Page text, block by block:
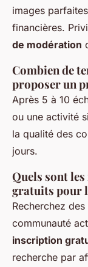
images
financières.
de modération
Combien de
proposer un
Après 5 à 10
ou une activité
la qualité des
jours.
Quels sont
gratuits pour
Recherchez
communauté
inscription
recherche par